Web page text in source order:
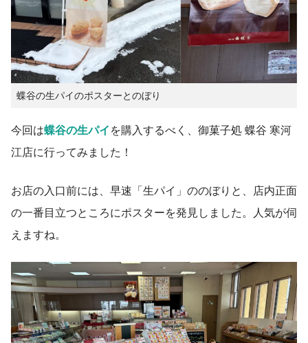
蝶谷の生パイのポスターとのぼり
今回は蝶谷の生パイを購入するべく、御菓子処 蝶谷 寒河
江店に行ってみました！
お店の入口前には、早速「生パイ」ののぼりと、店内正面
の一番目立つところにポスターを発見しました。人気が伺
えますね。